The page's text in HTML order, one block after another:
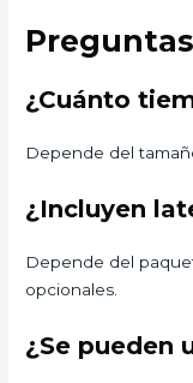
¿Cuánto
Depende del
¿Incluyen
Depende del
opcionales.
¿Se pueden